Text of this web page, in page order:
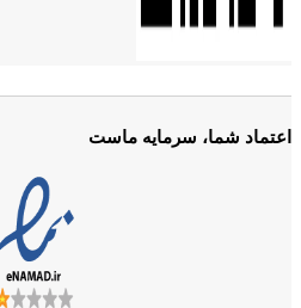
اعتماد شما، سرمایه ماست